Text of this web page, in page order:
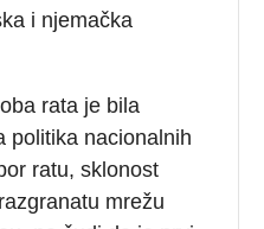
i njemačka
rata je bila
politika nacionalnih
ratu, sklonost
mrežu